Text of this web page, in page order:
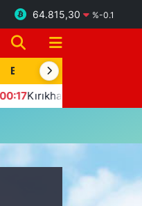
64.815,30 %-0.1
BİK İLAN
Kırıkhan'da trafik kazası: 1